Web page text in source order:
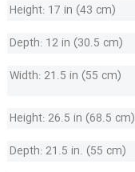
Height: 17 in (43 cm)
Depth: 12 in (30.5 cm)
Width: 21.5 in (55 cm)
Height: 26.5 in (68.5 cm)
Depth: 21.5 in. (55 cm)